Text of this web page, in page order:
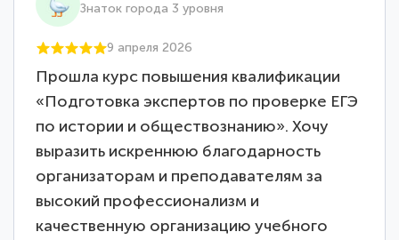
Знаток города 3 уровня
9 апреля 2026
Прошла курс повышения квалификации
«Подготовка экспертов по проверке ЕГЭ
по истории и обществознанию». Хочу
выразить искреннюю благодарность
организаторам и преподавателям за
высокий профессионализм и
качественную организацию учебного